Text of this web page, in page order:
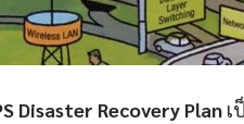
Disaster Recovery Plan เ